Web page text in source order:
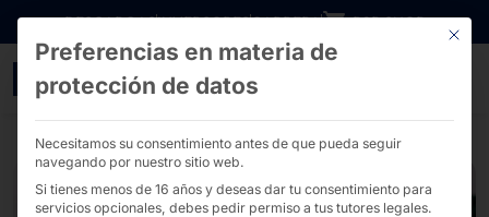
Ir directamente al contenido
DESCARGASINVERSORESCARRERA B2B SHOP
Pyramid y MULTA
Este
Preferencias en materia de
protección de datos
Necesitamos su consentimiento antes de que pueda seguir
navegando por nuestro sitio web.
Si tienes menos de 16 años y deseas dar tu consentimiento para
servicios opcionales, debes pedir permiso a tus tutores legales.